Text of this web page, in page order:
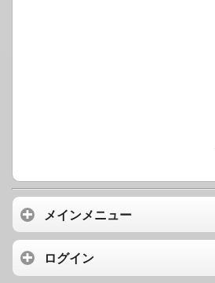
メインメニュー
ログイン